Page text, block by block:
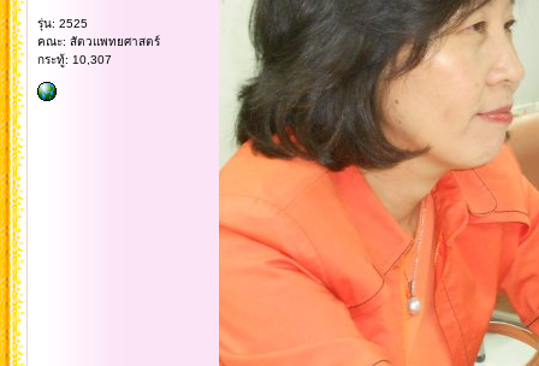
รุ่น: 2525
คณะ: สัตวแพทยศาสตร์
กระทู้: 10,307